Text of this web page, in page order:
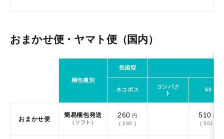
おまかせ便・ヤマト便（国内）
梱包種別
投函型
ネコポス
コンパク
ト
60
おまかせ便
簡易梱包発送
（ソフト）
260 円
( 286 )
510
( 561 )